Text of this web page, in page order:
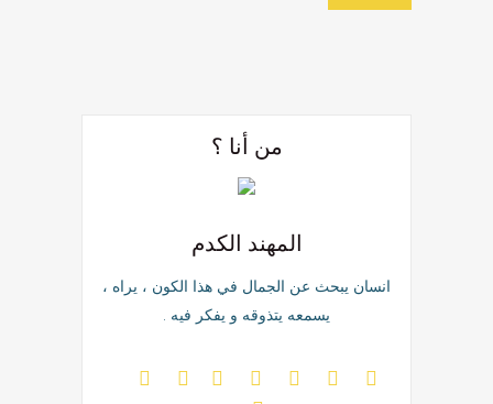
من أنا ؟
المهند الكدم
انسان يبحث عن الجمال في هذا الكون ، يراه ،
يسمعه يتذوقه و يفكر فيه .